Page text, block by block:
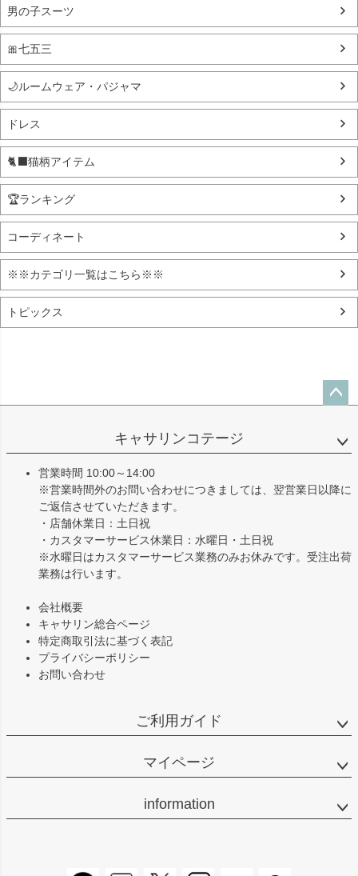
男の子スーツ
🎀七五三
🌙ルームウェア・パジャマ
ドレス
🐈‍⬛猫柄アイテム
🏆ランキング
コーディネート
※※カテゴリ一覧はこちら※※
トピックス
ップ
キャサリンコテージ
営業時間 10:00～14:00
※営業時間外のお問い合わせにつきましては、翌営業日以降に
ご返信させていただきます。
・店舗休業日：土日祝
・カスタマーサービス休業日：水曜日・土日祝
※水曜日はカスタマーサービス業務のみお休みです。受注出荷
業務は行います。
会社概要
キャサリン総合ページ
特定商取引法に基づく表記
プライバシーポリシー
お問い合わせ
ご利用ガイド
マイページ
information